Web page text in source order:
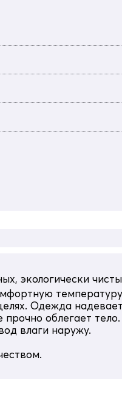
экологически
Одежда
облегает
влаги наружу.